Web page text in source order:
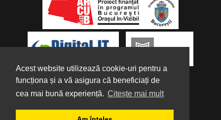
Acest website utilizează cookie-uri pentru a
funcționa și a vă asigura că beneficiați de
cea mai bună experiență. Citește mai mult
Despre noi | Parteneri